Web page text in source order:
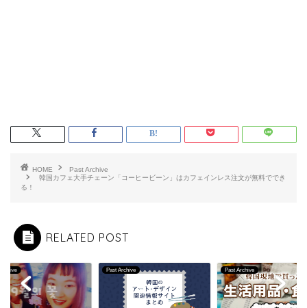
HOME
Past Archive
韓国カフェ大手チェーン「コーヒービーン」はカフェインレス注文が無料ででき
る！
RELATED POST
Past Archive Past Archive